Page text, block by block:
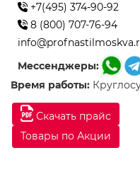
Скачать прайс
Товары по Акции
+7(495) 374-90-92
8 (800) 707-76-94
Мессенджеры:
Время работы: